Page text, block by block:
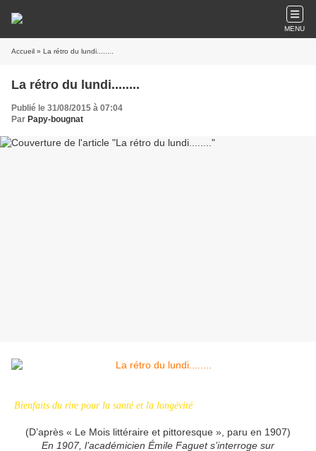
MENU
Accueil » La rétro du lundi........
La rétro du lundi........
Publié le 31/08/2015 à 07:04
Par Papy-bougnat
Bienfaits du rire pour la santé et la longévité
(D’après « Le Mois littéraire et pittoresque », paru en 1907)
En 1907, l’académicien Émile Faguet s’interroge sur